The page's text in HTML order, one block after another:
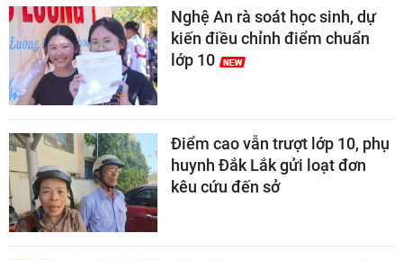
Nghệ An rà soát học sinh, dự
kiến điều chỉnh điểm chuẩn
lớp 10
Điểm cao vẫn trượt lớp 10, phụ
huynh Đắk Lắk gửi loạt đơn
kêu cứu đến sở